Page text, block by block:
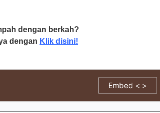
dengan berkah?
dengan Klik disini!
Embed < >